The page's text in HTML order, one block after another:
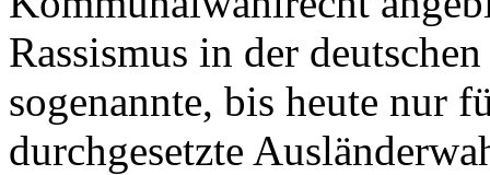
Rassismus in der
sogenannte, bis heute nur
durchgesetzte